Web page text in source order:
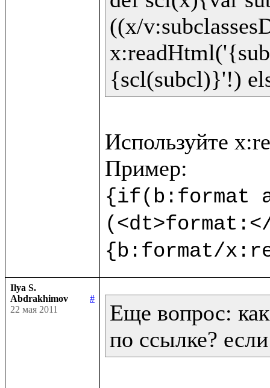
((x/
Используйте
{if(b:format
{b:format/
Ilya S.
Abdrakhimov
#
22 мая 2011
Еще вопрос:
по ссылке?